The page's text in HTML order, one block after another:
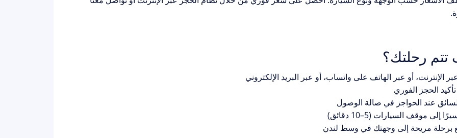
تتم رحلتك؟
الإنترنت، أو عبر الهاتف على واتساب، أو عبر البريد الإلكتروني
الحجز الفوري
عند الحواجز في صالة الوصول
إلى موقف السيارات (5–10 دقائق)
برحلة مريحة إلى وجهتك في وسط لندن